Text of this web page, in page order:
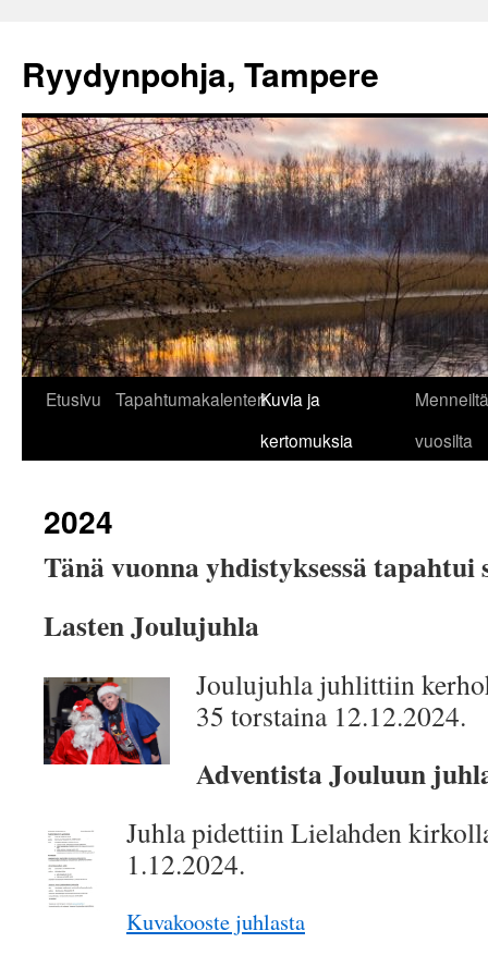
Ryydynpohja, Tampere
Siirry
Etusivu TapahtumakalenteriKuvia ja
kertomuksia
Menneiltä
vuosilta
2024
Tänä vuonna yhdistyksessä tapahtui
Lasten Joulujuhla
Joulujuhla juhlittiin
35 torstaina 12.12.2024.
Adventista Jouluun
Juhla pidettiin Lielahden
1.12.2024.
Kuvakooste juhlasta